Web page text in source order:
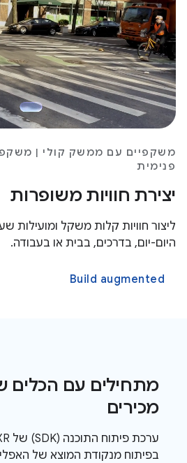
משקפיים עם ממשק קולי |
פנימית
יצירת חוויות משופרות
ליצור חוויות קלות משקל ומועילות
היום-יום, בדרכים, בבית או בעבודה.
Build augmented
מתחילים עם
מכירים
בפיתוח מנקודת המוצא של